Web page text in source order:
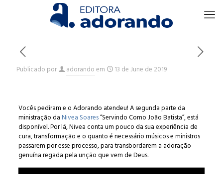
Publicado por adorandoem 13 de June de 2019
Vocês pediram e o Adorando atendeu! A segunda parte da
ministração da Nivea Soares“Servindo Como João Batista”, está
disponível. Por lá, Nivea conta um pouco da sua experiência de
cura, transformação e o quanto é necessário músicos e ministros
passarem por esse processo, para transbordarem a adoração
genuína regada pela unção que vem de Deus.